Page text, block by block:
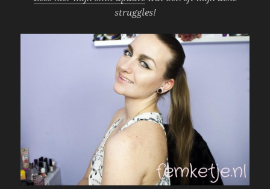
struggles!